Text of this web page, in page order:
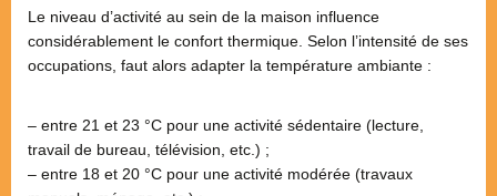
Le niveau d’activité au sein de la maison influence
considérablement le confort thermique. Selon l’intensité de ses
occupations, faut alors adapter la température ambiante :
– entre 21 et 23 °C pour une activité sédentaire (lecture,
travail de bureau, télévision, etc.) ;
– entre 18 et 20 °C pour une activité modérée (travaux